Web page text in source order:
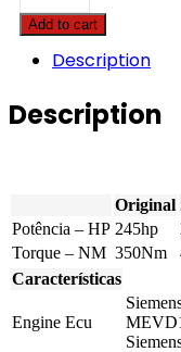
X3
-
Turbo
quantity
Add to cart
Description
Description
Original
Potência – HP 245hp
Torque – NM 350Nm
Características
Engine Ecu